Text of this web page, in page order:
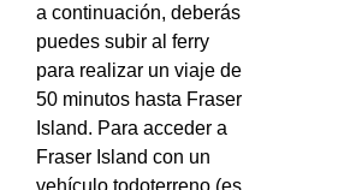
a continuación, deberás
puedes subir al ferry
para realizar un viaje de
50 minutos hasta Fraser
Island. Para acceder a
Fraser Island con un
vehículo todoterreno (es